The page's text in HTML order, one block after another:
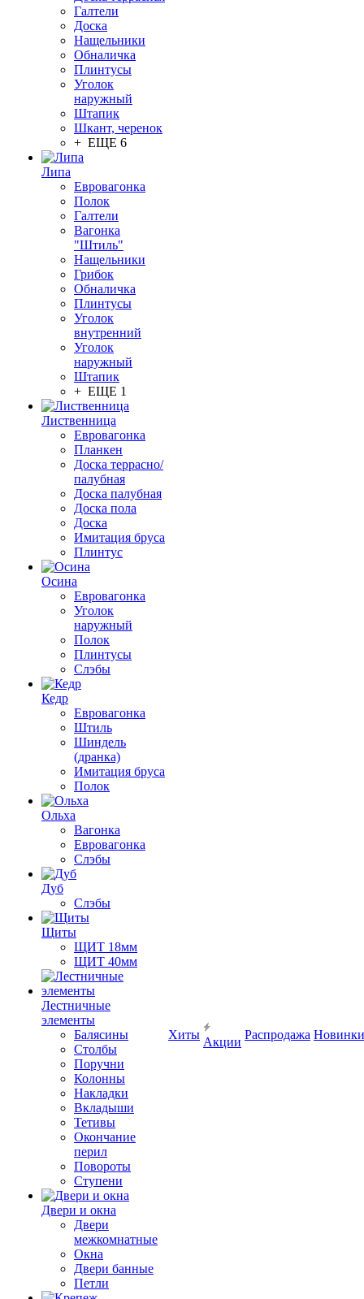
Галтели
Доска
Нащельники
Обналичка
Плинтусы
Уголок
наружный
Штапик
Шкант, черенок
+ ЕЩЕ 6
Липа
Евровагонка
Полок
Галтели
Вагонка
"Штиль"
Нащельники
Грибок
Обналичка
Плинтусы
Уголок
внутренний
Уголок
наружный
Штапик
+ ЕЩЕ 1
Лиственница
Евровагонка
Планкен
Доска террасно/
палубная
Доска палубная
Доска пола
Доска
Имитация бруса
Плинтус
Осина
Евровагонка
Уголок
наружный
Полок
Плинтусы
Слэбы
Кедр
Евровагонка
Штиль
Шиндель
(дранка)
Имитация бруса
Полок
Ольха
Вагонка
Евровагонка
Слэбы
Дуб
Слэбы
Щиты
ЩИТ 18мм
ЩИТ 40мм
Лестничные
элементы
Балясины
Столбы
Поручни
Колонны
Накладки
Вкладыши
Тетивы
Окончание
перил
Повороты
Ступени
Двери и окна
Двери
межкомнатные
Окна
Двери банные
Петли
Хиты
Акции
Распродажа Новинки